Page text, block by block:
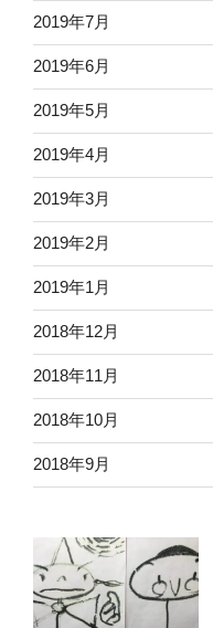
2019年7月
2019年6月
2019年5月
2019年4月
2019年3月
2019年2月
2019年1月
2018年12月
2018年11月
2018年10月
2018年9月